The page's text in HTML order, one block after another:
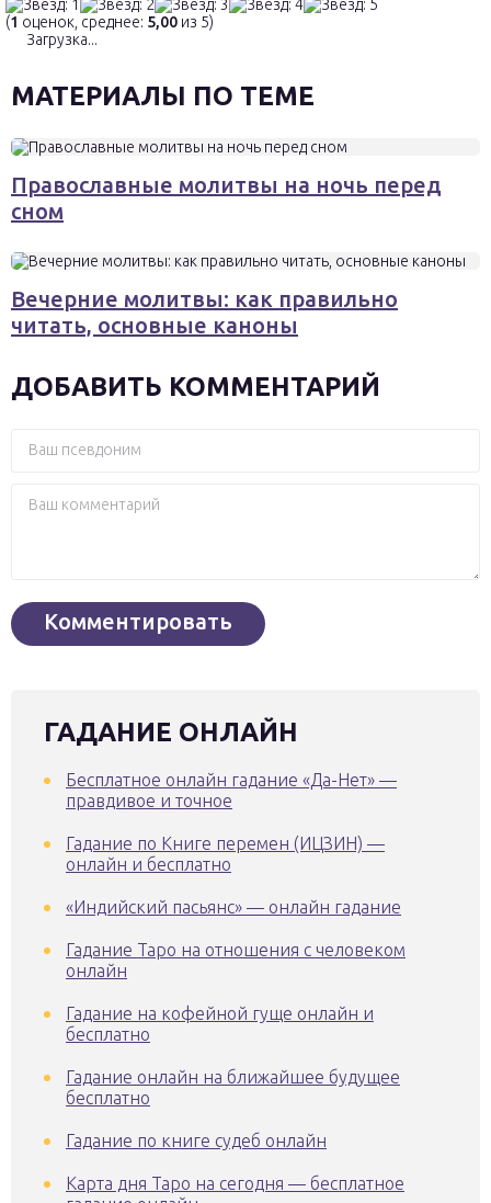
(1 оценок, среднее: 5,00 из 5)
Загрузка...
МАТЕРИАЛЫ ПО ТЕМЕ
Православные молитвы на ночь перед
сном
Вечерние молитвы: как правильно
читать, основные каноны
ДОБАВИТЬ КОММЕНТАРИЙ
ГАДАНИЕ ОНЛАЙН
Бесплатное онлайн гадание «Да-Нет» —
правдивое и точное
Гадание по Книге перемен (ИЦЗИН) —
онлайн и бесплатно
«Индийский пасьянс» — онлайн гадание
Гадание Таро на отношения с человеком
онлайн
Гадание на кофейной гуще онлайн и
бесплатно
Гадание онлайн на ближайшее будущее
бесплатно
Гадание по книге судеб онлайн
Карта дня Таро на сегодня — бесплатное